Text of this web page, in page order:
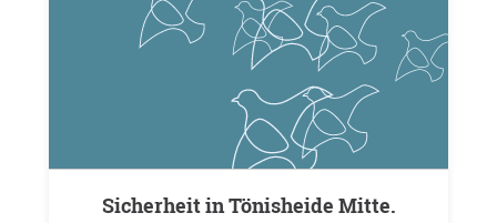
Sicherheit in Tönisheide Mitte.